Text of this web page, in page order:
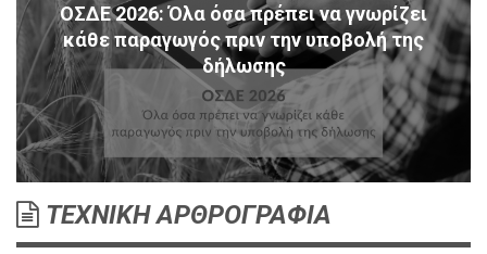
ΟΣΔΕ 2026: Όλα όσα πρέπει να γνωρίζει
κάθε παραγωγός πριν την υποβολή της
δήλωσης
ΤΕΧΝΙΚΗ ΑΡΘΡΟΓΡΑΦΙΑ